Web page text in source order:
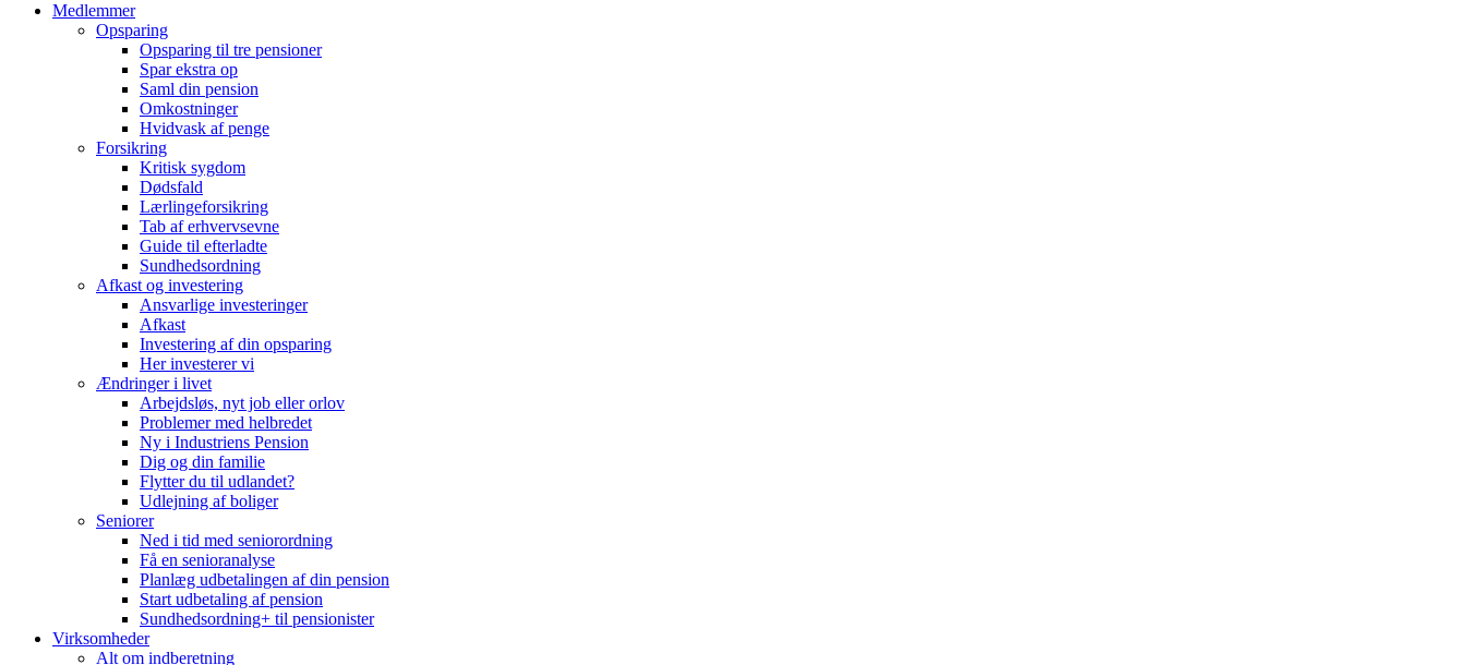
Medlemmer
Opsparing
Opsparing til tre pensioner
Spar ekstra op
Saml din pension
Omkostninger
Hvidvask af penge
Forsikring
Kritisk sygdom
Dødsfald
Lærlingeforsikring
Tab af erhvervsevne
Guide til efterladte
Sundhedsordning
Afkast og investering
Ansvarlige investeringer
Afkast
Investering af din opsparing
Her investerer vi
Ændringer i livet
Arbejdsløs, nyt job eller orlov
Problemer med helbredet
Ny i Industriens Pension
Dig og din familie
Flytter du til udlandet?
Udlejning af boliger
Seniorer
Ned i tid med seniorordning
Få en senioranalyse
Planlæg udbetalingen af din pension
Start udbetaling af pension
Sundhedsordning+ til pensionister
Virksomheder
Alt om indberetning